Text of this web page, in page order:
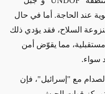
عند الحاجة. أما في حال
السلاح، فقد يؤدي ذلك
مستقبلية، مما يقوّض أمن
سواء.
مع "إسرائيل"، فإن